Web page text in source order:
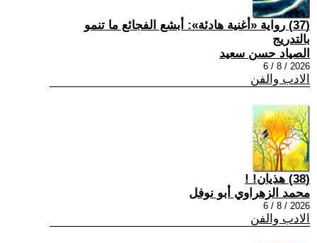
(37) رواية «أغنية هادئة»: أبشع الفجائع ما تنمو
بالتدريج
الصياد حسن سعيد
2026 / 8 / 6
الادب والفن
(38) هذيان! !
محمد الزهراوي أبو نوفل
2026 / 8 / 6
الادب والفن